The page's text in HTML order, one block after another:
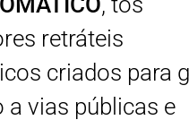
retráteis
criados para
a vias públicas e